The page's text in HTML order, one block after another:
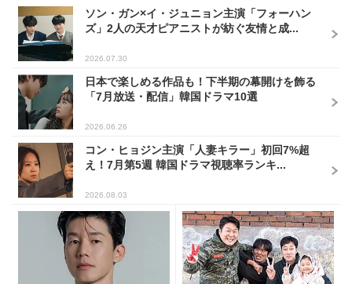
ソン・ガン×イ・ジュニョン主演「フォーハン
ズ」2人の天才ピアニストが紡ぐ友情と成...
2026.07.30
日本で楽しめる作品も！下半期の幕開けを飾る
「7月放送・配信」韓国ドラマ10選
2026.06.26
コン・ヒョジン主演「人妻キラー」初回7%超
え！7月第5週 韓国ドラマ視聴率ランキ...
2026.08.03